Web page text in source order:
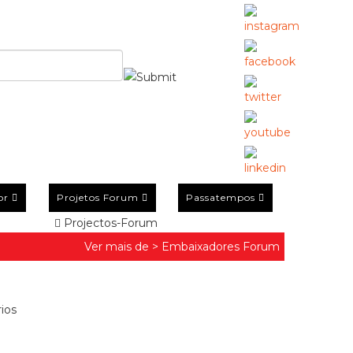
Projetos Forum Passatempos
Projectos-Forum
Ver mais de > Embaixadores Forum